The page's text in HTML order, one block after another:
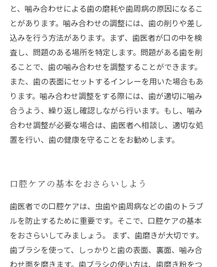
と、噛み合わせによる歯の磨耗や歯周病の原因になるこ
とがあります。噛み合わせの調整には、歯の削りや差し
込みを行う方法があります。まず、歯医者が口の中を検
査し、問題のある場所を特定します。問題がある歯を削
ることで、歯の噛み合わせを調整することができます。
また、歯の表面にセットするインレーを用いた場合もあ
ります。噛み合わせ調整をする際には、歯が適切に噛み
合うよう、繰り返し確認しながら行います。もし、噛み
合わせ調整が必要な場合は、歯医者へ相談し、適切な処
置を行い、歯の健康を守ることをお勧めします。
口腔ケアの基本をおさらいしよう
歯医者での口腔ケアは、虫歯や歯周病などの歯のトラブ
ルを防止するために重要です。そこで、口腔ケアの基本
をおさらいしてみましょう。 まず、歯磨きが大切です。
歯ブラシを使って、しっかりと歯の表面、裏面、噛み合
わせ面を磨きます。歯ブラシの使い方は、歯磨き粉をつ